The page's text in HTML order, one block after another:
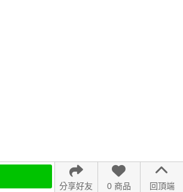
回頂端
0 商品
分享好友